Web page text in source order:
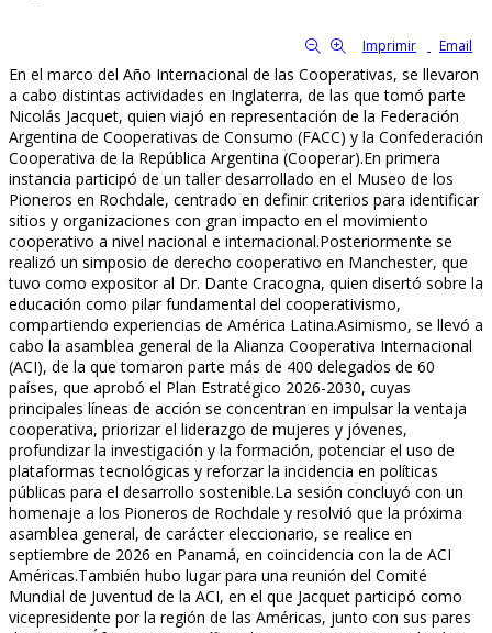
Imprimir Email
En el marco del Año Internacional de las Cooperativas, se llevaron
a cabo distintas actividades en Inglaterra, de las que tomó parte
Nicolás Jacquet, quien viajó en representación de la Federación
Argentina de Cooperativas de Consumo (FACC) y la Confederación
Cooperativa de la República Argentina (Cooperar).En primera
instancia participó de un taller desarrollado en el Museo de los
Pioneros en Rochdale, centrado en definir criterios para identificar
sitios y organizaciones con gran impacto en el movimiento
cooperativo a nivel nacional e internacional.Posteriormente se
realizó un simposio de derecho cooperativo en Manchester, que
tuvo como expositor al Dr. Dante Cracogna, quien disertó sobre la
educación como pilar fundamental del cooperativismo,
compartiendo experiencias de América Latina.Asimismo, se llevó a
cabo la asamblea general de la Alianza Cooperativa Internacional
(ACI), de la que tomaron parte más de 400 delegados de 60
países, que aprobó el Plan Estratégico 2026-2030, cuyas
principales líneas de acción se concentran en impulsar la ventaja
cooperativa, priorizar el liderazgo de mujeres y jóvenes,
profundizar la investigación y la formación, potenciar el uso de
plataformas tecnológicas y reforzar la incidencia en políticas
públicas para el desarrollo sostenible.La sesión concluyó con un
homenaje a los Pioneros de Rochdale y resolvió que la próxima
asamblea general, de carácter eleccionario, se realice en
septiembre de 2026 en Panamá, en coincidencia con la de ACI
Américas.También hubo lugar para una reunión del Comité
Mundial de Juventud de la ACI, en el que Jacquet participó como
vicepresidente por la región de las Américas, junto con sus pares